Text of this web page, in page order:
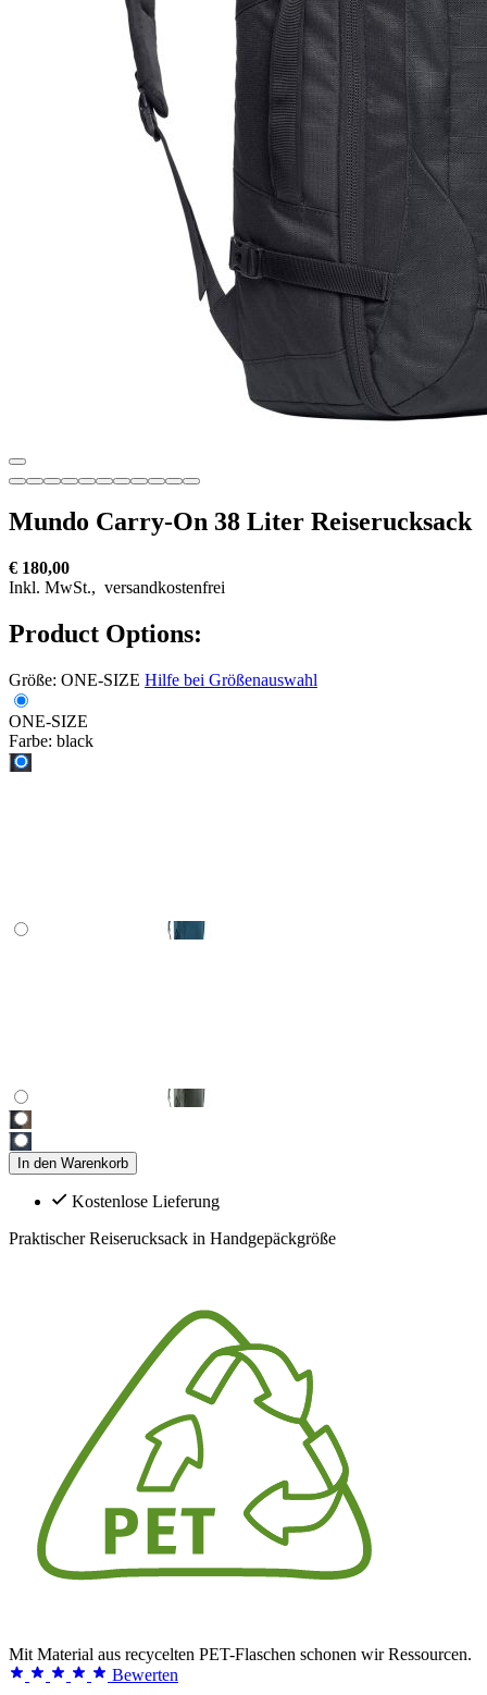
Mundo Carry-On 38 Liter Reiserucksack
€ 180,00
Inkl. MwSt., versandkostenfrei
Product Options:
Größe: ONE-SIZE Hilfe bei Größenauswahl
ONE-SIZE
Farbe: black
In den Warenkorb
Kostenlose Lieferung
Praktischer Reiserucksack in Handgepäckgröße
Mit Material aus recycelten PET-Flaschen schonen wir Ressourcen.
Bewerten